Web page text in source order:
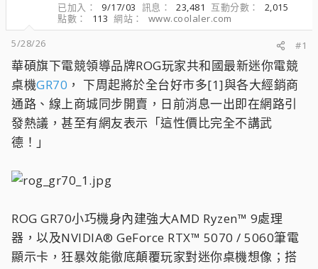
已加入
9/17/03 訊息 23,481 互動分數
2,015
點數
113 網站
www.coolaler.com
5/28/26
#1
華碩旗下電競領導品牌ROG玩家共和國最新迷你電競
桌機GR70 ， 下周起將於全台好市多[1]與各大經銷商
通路、線上商城同步開賣，日前消息一出即在網路引
發熱議，甚至有網友表示「這性價比完全不講武
德！」
ROG GR70小巧機身內建強大AMD Ryzen™ 9處理
器，以及NVIDIA® GeForce RTX™ 5070 / 5060筆電
顯示卡，狂暴效能徹底顛覆玩家對迷你桌機想像；搭